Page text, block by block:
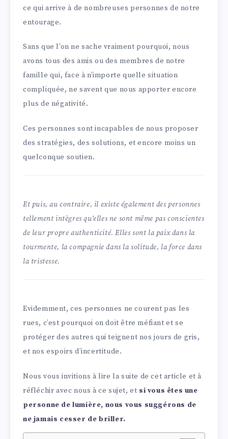
ce qui arrive à de nombreuses personnes de notre
entourage.
Sans que l’on ne sache vraiment pourquoi, nous
avons tous des amis ou des membres de notre
famille qui, face à n’importe quelle situation
compliquée, ne savent que nous apporter encore
plus de négativité.
Ces personnes sont incapables de nous proposer
des stratégies, des solutions, et encore moins un
quelconque soutien.
Et puis, au contraire, il existe également des personnes
tellement intègres qu’elles ne sont même pas conscientes
de leur propre authenticité. Elles sont la paix dans la
tourmente, la compagnie dans la solitude, la force dans
la tristesse.
Evidemment, ces personnes ne courent pas les
rues, c’est pourquoi on doit être méfiant et se
protéger des autres qui teignent nos jours de gris,
et nos espoirs d’incertitude.
Nous vous invitions à lire la suite de cet article et à
réfléchir avec nous à ce sujet, et si vous êtes une
personne de lumière, nous vous suggérons de
ne jamais cesser de briller.